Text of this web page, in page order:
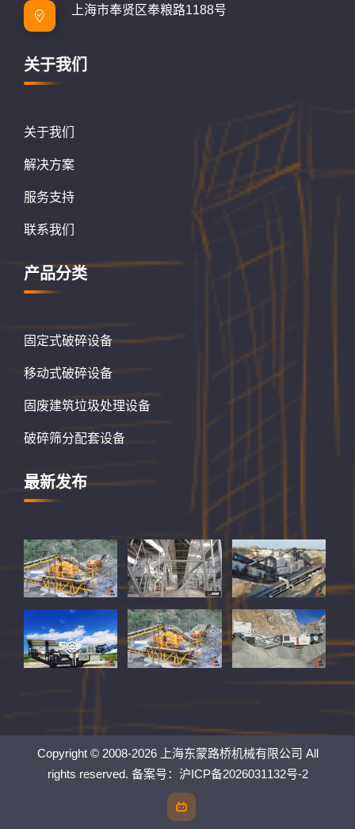
上海市奉贤区奉粮路1188号
关于我们
关于我们
解决方案
服务支持
联系我们
产品分类
固定式破碎设备
移动式破碎设备
固废建筑垃圾处理设备
破碎筛分配套设备
最新发布
Copyright © 2008-2026 上海东蒙路桥机械有限公司 All
rights reserved. 备案号： 沪ICP备2026031132号-2